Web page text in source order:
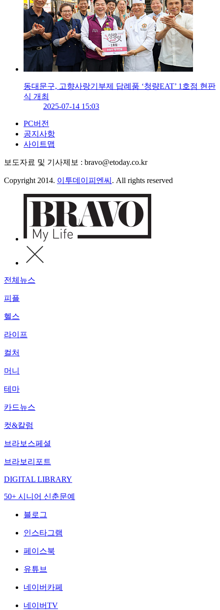
동대문구, 고향사랑기부제 답례품 ‘청량EAT’ 1호점 현판
식 개최
2025-07-14 15:03
PC버전
공지사항
사이트맵
보도자료 및 기사제보 : bravo@etoday.co.kr
Copyright 2014. 이투데이피엔씨 . All rights reserved
전체뉴스
피플
헬스
라이프
컬처
머니
테마
카드뉴스
컷&칼럼
브라보스페셜
브라보리포트
DIGITAL LIBRARY
50+ 시니어 신춘문예
블로그
인스타그램
페이스북
유튜브
네이버카페
네이버TV